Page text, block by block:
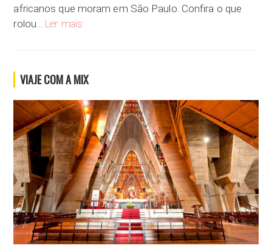
africanos que moram em São Paulo. Confira o que
rolou… Ler mais
VIAJE COM A MIX